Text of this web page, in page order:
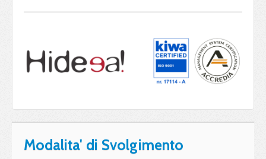
Modalita' di Svolgimento